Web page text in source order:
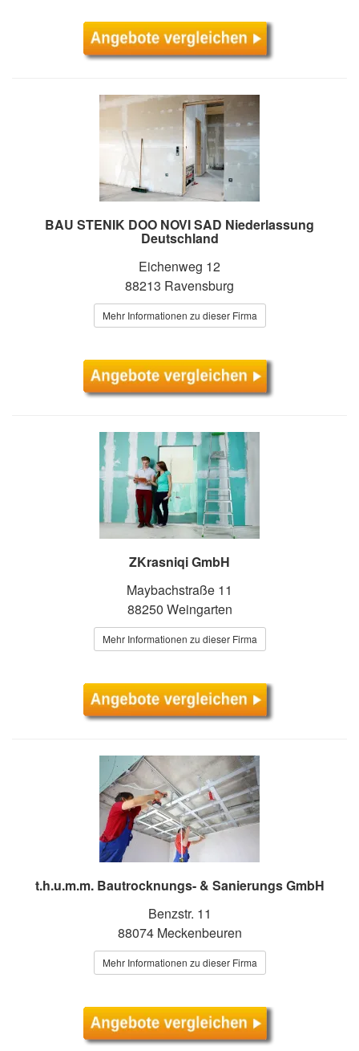
BAU STENIK DOO NOVI SAD Niederlassung
Deutschland
Eichenweg 12
88213 Ravensburg
Mehr Informationen zu dieser Firma
ZKrasniqi GmbH
Maybachstraße 11
88250 Weingarten
Mehr Informationen zu dieser Firma
t.h.u.m.m. Bautrocknungs- & Sanierungs GmbH
Benzstr. 11
88074 Meckenbeuren
Mehr Informationen zu dieser Firma